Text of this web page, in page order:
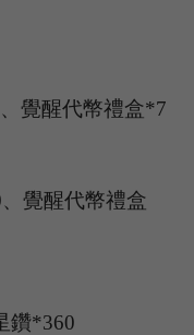
覺醒代幣禮盒*7
覺醒代幣禮盒
鑽*360